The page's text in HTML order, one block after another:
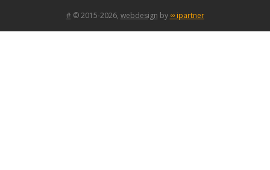
#© 2015-2026, webdesign by ∞ ipartner